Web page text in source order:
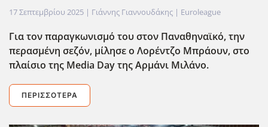
17 Σεπτεμβρίου 2025 | Γιάννης Γιαννουδάκης | Euroleague
Για τον παραγκωνισμό του στον Παναθηναϊκό, την
περασμένη σεζόν, μίλησε ο Λορέντζο Μπράουν, στο
πλαίσιο της Media Dayτης Αρμάνι Μιλάνο.
ΠΕΡΙΣΣΌΤΕΡΑ